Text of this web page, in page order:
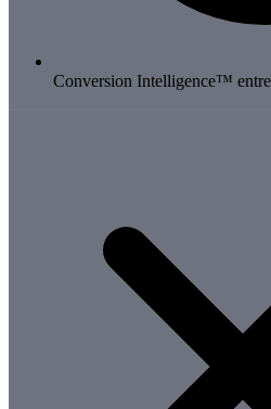
Conversion Intelligence™